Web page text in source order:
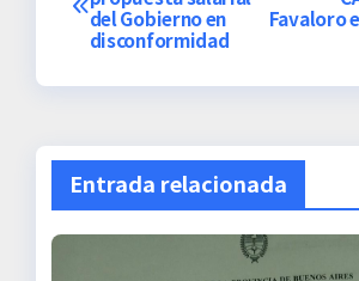
a
v
e
g
a
Favaloro
del Gobierno en
disconformidad
Entrada relacionada